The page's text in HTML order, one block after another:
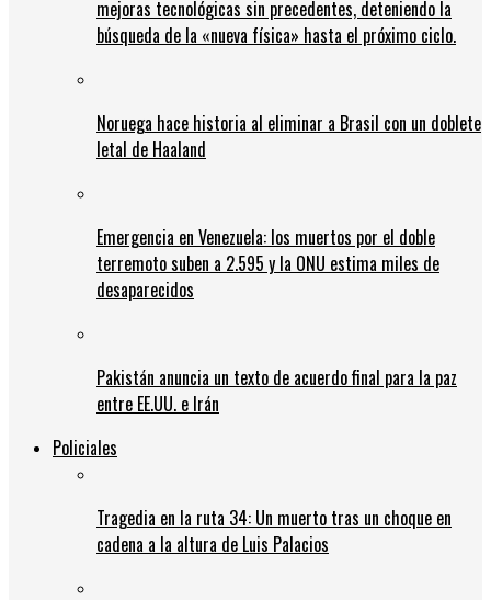
mejoras tecnológicas sin precedentes, deteniendo la
búsqueda de la «nueva física» hasta el próximo ciclo.
Noruega hace historia al eliminar a Brasil con un doblete
letal de Haaland
Emergencia en Venezuela: los muertos por el doble
terremoto suben a 2.595 y la ONU estima miles de
desaparecidos
Pakistán anuncia un texto de acuerdo final para la paz
entre EE.UU. e Irán
Policiales
Tragedia en la ruta 34: Un muerto tras un choque en
cadena a la altura de Luis Palacios